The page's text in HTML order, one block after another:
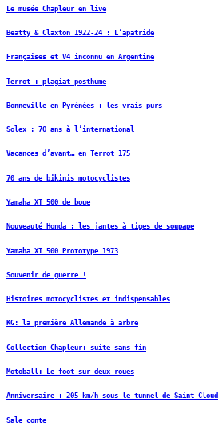
Le musée Chapleur en live
Beatty & Claxton 1922-24 : L’apatride
Françaises et V4 inconnu en Argentine
Terrot : plagiat posthume
Bonneville en Pyrénées : les vrais purs
Solex : 70 ans à l’international
Vacances d’avant… en Terrot 175
70 ans de bikinis motocyclistes
Yamaha XT 500 de boue
Nouveauté Honda : les jantes à tiges de soupape
Yamaha XT 500 Prototype 1973
Souvenir de guerre !
Histoires motocyclistes et indispensables
KG: la première Allemande à arbre
Collection Chapleur: suite sans fin
Motoball: Le foot sur deux roues
Anniversaire : 205 km/h sous le tunnel de Saint Cloud
Sale conte